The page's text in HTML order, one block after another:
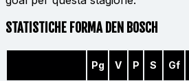
STATISTICHE FORMA DEN BOSCH
Pg V P S Gf